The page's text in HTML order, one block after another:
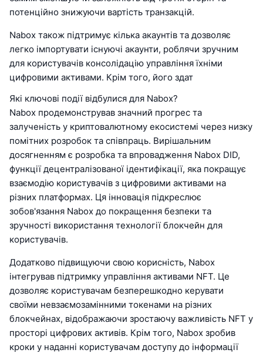
потенційно знижуючи вартість транзакцій.
Nabox також підтримує кілька акаунтів та дозволяє
легко імпортувати існуючі акаунти, роблячи зручним
для користувачів консолідацію управління їхніми
цифровими активами. Крім того, його здат
Які ключові події відбулися для Nabox?
Nabox продемонстрував значний прогрес та
залученість у криптовалютному екосистемі через низку
помітних розробок та співпраць. Вирішальним
досягненням є розробка та впровадження Nabox DID,
функції децентралізованої ідентифікації, яка покращує
взаємодію користувачів з цифровими активами на
різних платформах. Ця інновація підкреслює
зобов'язання Nabox до покращення безпеки та
зручності використання технології блокчейн для
користувачів.
Додатково підвищуючи свою корисність, Nabox
інтегрував підтримку управління активами NFT. Це
дозволяє користувачам безперешкодно керувати
своїми невзаємозамінними токенами на різних
блокчейнах, відображаючи зростаючу важливість NFT у
просторі цифрових активів. Крім того, Nabox зробив
кроки у наданні користувачам доступу до інформації